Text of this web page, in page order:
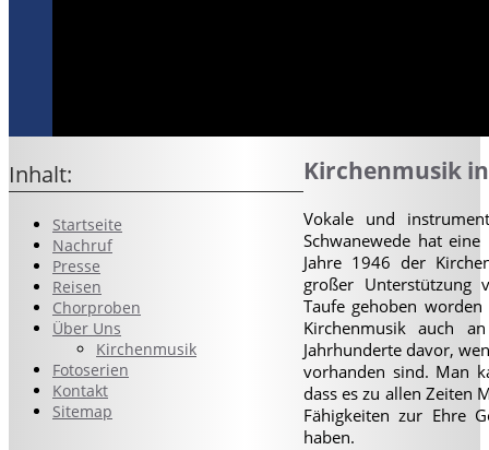
Inhalt:
Startseite
Nachruf
Presse
Reisen
Chorproben
Über Uns
Kirchenmusik
Fotoserien
Kontakt
Sitemap
Kirchenmusik
Vokale und
Schwanewede hat
Jahre 1946 der
großer Unterstützung
Taufe gehoben
Kirchenmusik auch
Jahrhunderte davor,
vorhanden sind. Man
dass es zu allen Zeiten
Fähigkeiten zur Ehre
haben.